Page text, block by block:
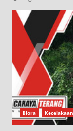
Blora Kecelakaan